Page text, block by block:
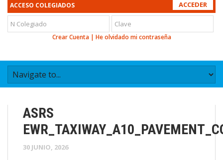
ACCESO COLEGIADOS
Crear Cuenta| He olvidado mi contraseña
ASRS
30 JUNIO, 2026